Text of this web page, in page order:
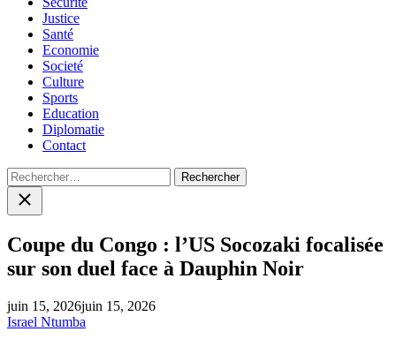
Justice
Santé
Economie
Societé
Culture
Sports
Education
Diplomatie
Contact
Rechercher :
Close
search
Coupe du Congo : l’US Socozaki focalisée
sur son duel face à Dauphin Noir
juin 15, 2026juin 15, 2026
Israel Ntumba